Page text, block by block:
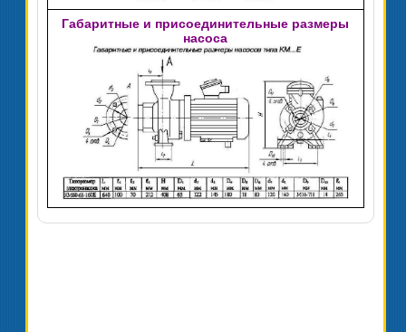
Габаритные и присоединительные размеры
насоса